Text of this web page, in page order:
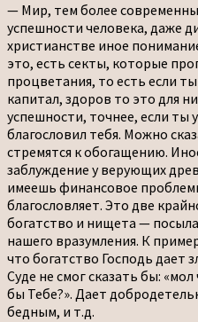
— Мир, тем более
успешности человека, даже
христианстве иное
это, есть секты, которые
процветания, то есть если
капитал, здоров то это для
успешности, точнее, если ты
благословил тебя. Можно
стремятся к обогащению.
заблуждение у верующих
имеешь финансовое
благословляет. Это две
богатство и нищета —
нашего вразумления. К
что богатство Господь дает
Суде не смог сказать бы:
бы Тебе?». Дает
бедным, и т.д.